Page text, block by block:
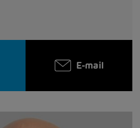
E-mail